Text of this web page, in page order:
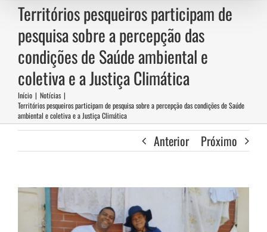
Territórios pesqueiros participam de
pesquisa sobre a percepção das
condições de Saúde ambiental e
coletiva e a Justiça Climática
Início | Notícias |
Territórios pesqueiros participam de pesquisa sobre a percepção das condições de Saúde
ambiental e coletiva e a Justiça Climática
Anterior Próximo
View
Larger
Image